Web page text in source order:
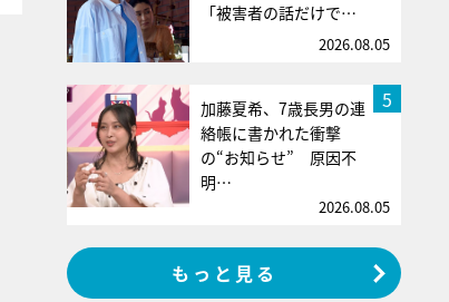
「被害者の話だけで…
2026.08.05
5
加藤夏希、7歳長男の連
絡帳に書かれた衝撃
の“お知らせ” 原因不
明…
2026.08.05
もっと見る